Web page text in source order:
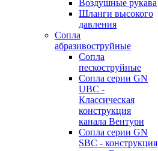
Воздушные рукава
Шланги высокого
давления
Сопла
абразивоструйные
Сопла
пескоструйные
Сопла серии GN
UBC -
Классическая
конструкция
канала Вентури
Сопла серии GN
SBC - конструкция